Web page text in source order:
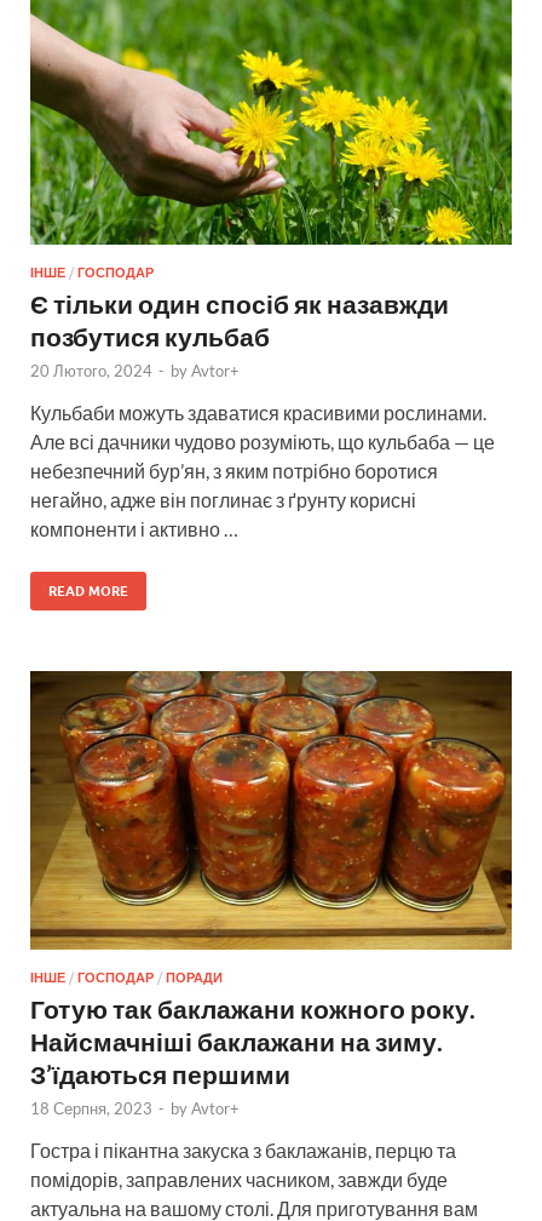
ІНШЕ / ГОСПОДАР
Є тільки один спосіб як назавжди
позбутися кульбаб
20 Лютого, 2024 - byAvtor+
Кульбаби можуть здаватися красивими рослинами.
Але всі дачники чудово розуміють, що кульбаба — це
небезпечний бур’ян, з яким потрібно боротися
негайно, адже він поглинає з ґрунту корисні
компоненти і активно …
READ MORE
ІНШЕ / ГОСПОДАР / ПОРАДИ
Готую так баклажани кожного року.
Найсмачніші баклажани на зиму.
З’їдаються першими
18 Серпня, 2023 - byAvtor+
Гостра і пікантна закуска з баклажанів, перцю та
помідорів, заправлених часником, завжди буде
актуальна на вашому столі. Для приготування вам